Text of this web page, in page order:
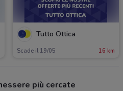
Tutto Ottica
Scade il 19/05 16 km
più cercate